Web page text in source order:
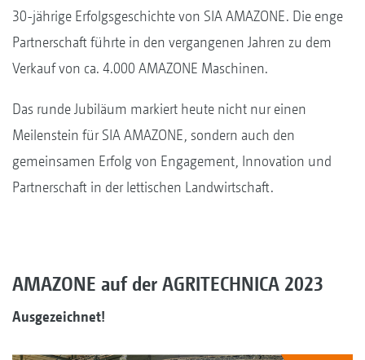
30-jährige Erfolgsgeschichte von SIA AMAZONE. Die enge
Partnerschaft führte in den vergangenen Jahren zu dem
Verkauf von ca. 4.000 AMAZONE Maschinen.
Das runde Jubiläum markiert heute nicht nur einen
Meilenstein für SIA AMAZONE, sondern auch den
gemeinsamen Erfolg von Engagement, Innovation und
Partnerschaft in der lettischen Landwirtschaft.
AMAZONE auf der AGRITECHNICA 2023
Ausgezeichnet!